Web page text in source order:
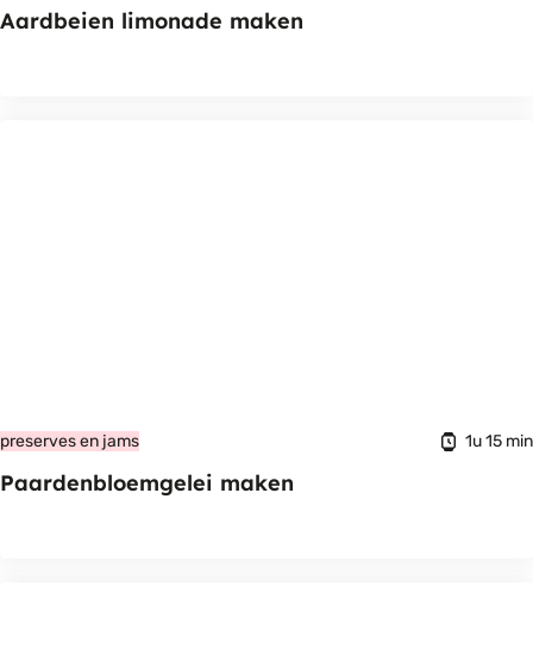
Aardbeien limonade maken
preserves en jams 1u 15 min
Paardenbloemgelei maken